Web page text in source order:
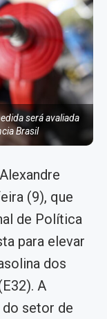
será avaliada
Brasil
(9), que
de Política
para elevar
dos
A
do setor de